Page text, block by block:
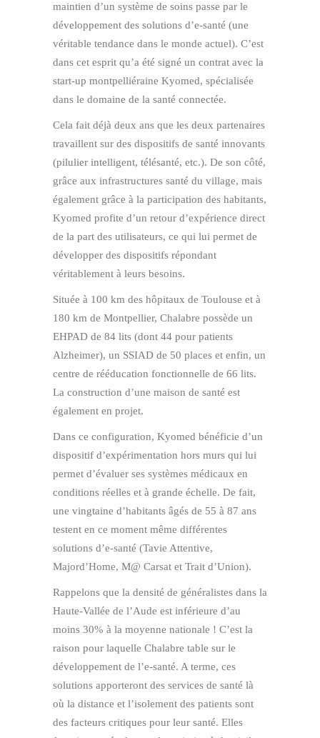
maintien d’un système de soins passe par le
développement des solutions d’e-santé (une
véritable tendance dans le monde actuel). C’est
dans cet esprit qu’a été signé un contrat avec la
start-up montpelliéraine Kyomed, spécialisée
dans le domaine de la santé connectée.
Cela fait déjà deux ans que les deux partenaires
travaillent sur des dispositifs de santé innovants
(pilulier intelligent, télésanté, etc.). De son côté,
grâce aux infrastructures santé du village, mais
également grâce à la participation des habitants,
Kyomed profite d’un retour d’expérience direct
de la part des utilisateurs, ce qui lui permet de
développer des dispositifs répondant
véritablement à leurs besoins.
Située à 100 km des hôpitaux de Toulouse et à
180 km de Montpellier, Chalabre possède un
EHPAD de 84 lits (dont 44 pour patients
Alzheimer), un SSIAD de 50 places et enfin, un
centre de rééducation fonctionnelle de 66 lits.
La construction d’une maison de santé est
également en projet.
Dans ce configuration, Kyomed bénéficie d’un
dispositif d’expérimentation hors murs qui lui
permet d’évaluer ses systèmes médicaux en
conditions réelles et à grande échelle. De fait,
une vingtaine d’habitants âgés de 55 à 87 ans
testent en ce moment même différentes
solutions d’e-santé (Tavie Attentive,
Majord’Home, M@ Carsat et Trait d’Union).
Rappelons que la densité de généralistes dans la
Haute-Vallée de l’Aude est inférieure d’au
moins 30% à la moyenne nationale ! C’est la
raison pour laquelle Chalabre table sur le
développement de l’e-santé. A terme, ces
solutions apporteront des services de santé là
où la distance et l’isolement des patients sont
des facteurs critiques pour leur santé. Elles